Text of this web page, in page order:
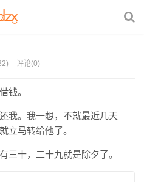
评论(0)
钱。
我。我一想，不就最近几天
立马转给他了。
三十，二十九就是除夕了。